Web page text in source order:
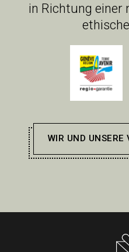
in Richtung einer
WIR UND UNSERE